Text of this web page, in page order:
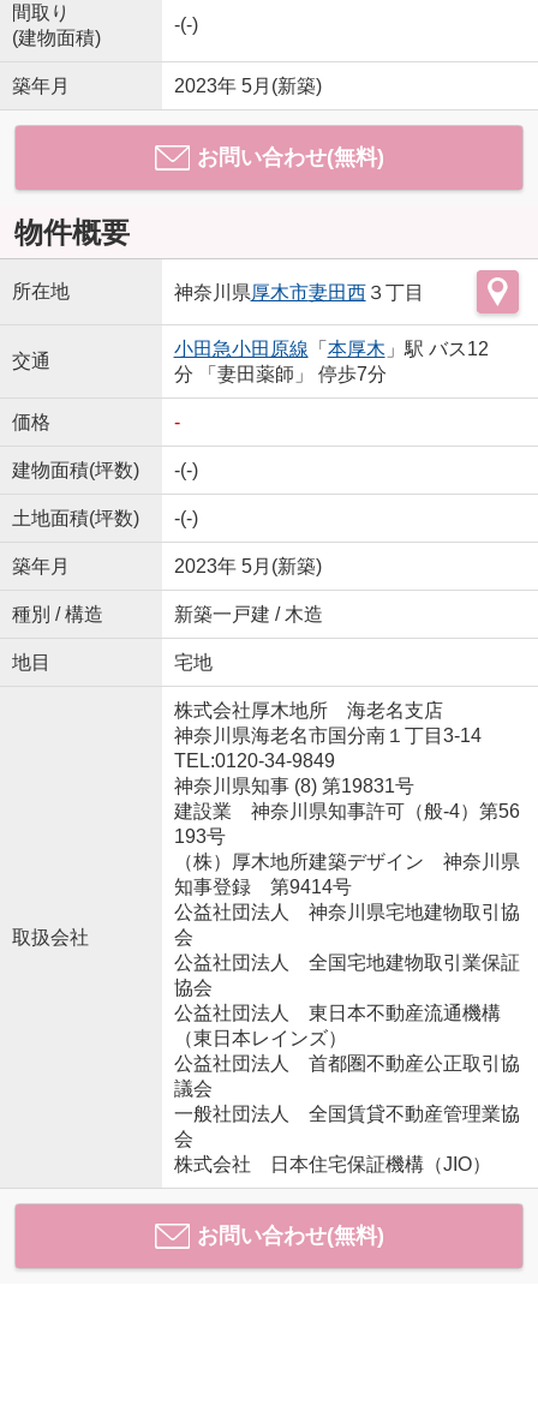
間取り
(建物面積)
-(-)
築年月 2023年 5月(新築)
お問い合わせ(無料)
物件概要
所在地 神奈川県厚木市妻田西３丁目
交通
小田急小田原線 「 本厚木 」駅 バス12
分 「妻田薬師」 停歩7分
価格 -
建物面積(坪数) -(-)
土地面積(坪数) -(-)
築年月 2023年 5月(新築)
種別 / 構造 新築一戸建 / 木造
地目 宅地
取扱会社
株式会社厚木地所 海老名支店
神奈川県海老名市国分南１丁目3-14
TEL:0120-34-9849
神奈川県知事 (8) 第19831号
建設業 神奈川県知事許可（般-4）第56
193号
（株）厚木地所建築デザイン 神奈川県
知事登録 第9414号
公益社団法人 神奈川県宅地建物取引協
会
公益社団法人 全国宅地建物取引業保証
協会
公益社団法人 東日本不動産流通機構
（東日本レインズ）
公益社団法人 首都圏不動産公正取引協
議会
一般社団法人 全国賃貸不動産管理業協
会
株式会社 日本住宅保証機構（JIO）
お問い合わせ(無料)